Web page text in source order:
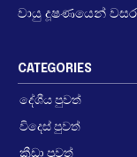
වායු දූෂණයෙන්
CATEGORIES
දේශීය පුවත්
විදෙස් පුවත්
ක්‍රීඩා පුවත්